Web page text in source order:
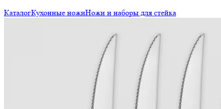
КаталогКухонные ножиНожи и наборы для стейка